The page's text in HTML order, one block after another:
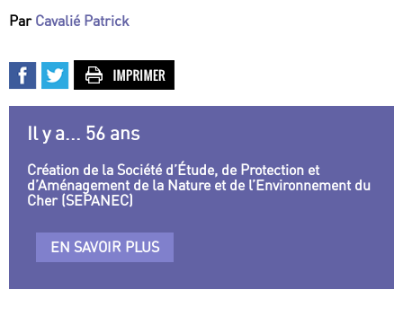
Par Cavalié Patrick
Il y a... 56 ans
Création de la Société d’Étude, de Protection et
d’Aménagement de la Nature et de l’Environnement du
Cher (SEPANEC)
EN SAVOIR PLUS